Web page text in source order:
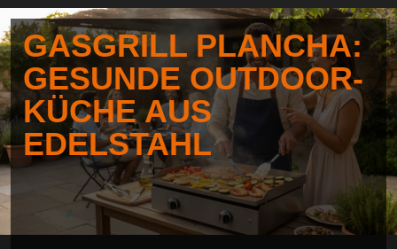
GASGRILL PLANCHA:
GESUNDE OUTDOOR-
KÜCHE AUS
EDELSTAHL